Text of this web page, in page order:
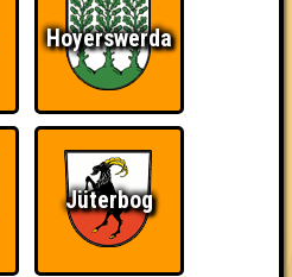
Teams, die in einem Stechen
Platz - den haben sie sich
gibt es für diese auch
Hoyerswerda
Jüterbog